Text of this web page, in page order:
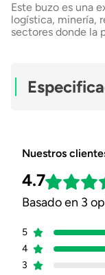
Este buzo es una
logística, minería,
sectores donde la
Género
Ficha
Nuestros
4.7
Basado en 3
3
4
5